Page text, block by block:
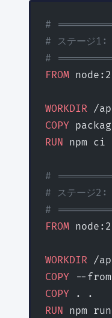
#
# ステージ1:
#
FROM
WORKDIR /
COPY
RUN npm ci
#
# ステージ2:
#
FROM
WORKDIR /
COPY --
COPY . .
RUN npm